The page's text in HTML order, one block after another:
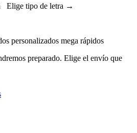
Elige tipo de letra →
personalizados mega rápidos
preparado. Elige el envío que